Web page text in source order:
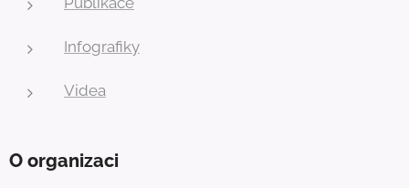
Infografiky
Videa
O organizaci